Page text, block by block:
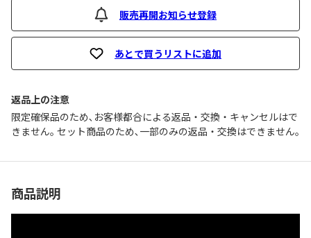
販売再開お知らせ登録
あとで買うリストに追加
返品上の注意
限定確保品のため､お客様都合による返品・交換・キャンセルはで
きません｡ セット商品のため､一部のみの返品・交換はできません｡
商品説明